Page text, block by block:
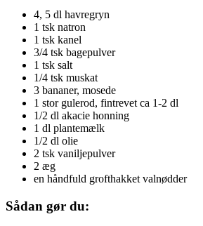
4, 5 dl havregryn
1 tsk natron
1 tsk kanel
3/4 tsk bagepulver
1 tsk salt
1/4 tsk muskat
3 bananer, mosede
1 stor gulerod, fintrevet ca 1-2 dl
1/2 dl akacie honning
1 dl plantemælk
1/2 dl olie
2 tsk vaniljepulver
2 æg
en håndfuld grofthakket valnødder
Sådan gør du: